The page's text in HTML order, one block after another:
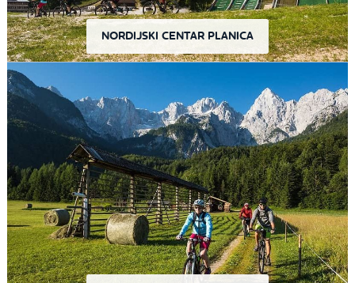
NORDIJSKI CENTAR PLANICA